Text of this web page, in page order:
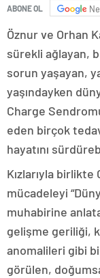
ABONE OL
Öznur ve Orhan
sürekli ağlayan,
sorun yaşayan,
yaşındayken
Charge
eden birçok
hayatını
Kızlarıyla
mücadeleyi
muhabirine
gelişme geriliği,
anomalileri gibi
görülen,